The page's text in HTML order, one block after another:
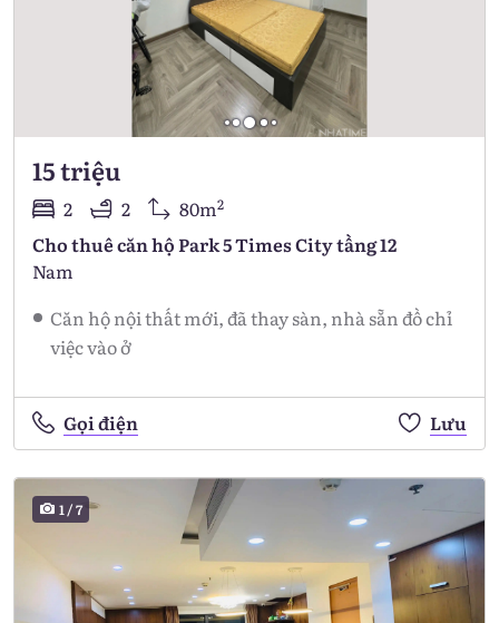
15 triệu
2 2 80m2
Cho thuê căn hộ Park 5 Times City tầng 12
Nam
Căn hộ nội thất mới, đã thay sàn, nhà sẵn đồ chỉ
việc vào ở
Gọi điện Lưu
1/7